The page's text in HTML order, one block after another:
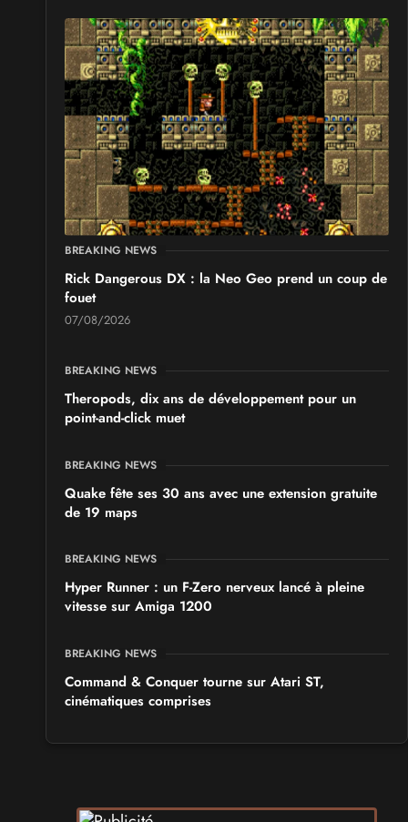
BREAKING NEWS
Rick Dangerous DX : la Neo Geo prend un coup de
fouet
07/08/2026
BREAKING NEWS
Theropods, dix ans de développement pour un
point-and-click muet
BREAKING NEWS
Quake fête ses 30 ans avec une extension gratuite
de 19 maps
BREAKING NEWS
Hyper Runner : un F-Zero nerveux lancé à pleine
vitesse sur Amiga 1200
BREAKING NEWS
Command & Conquer tourne sur Atari ST,
cinématiques comprises